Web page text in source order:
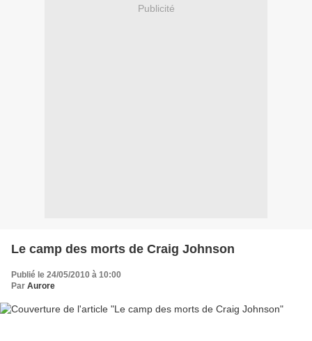
Publicité
Le camp des morts de Craig Johnson
Publié le 24/05/2010 à 10:00
Par Aurore